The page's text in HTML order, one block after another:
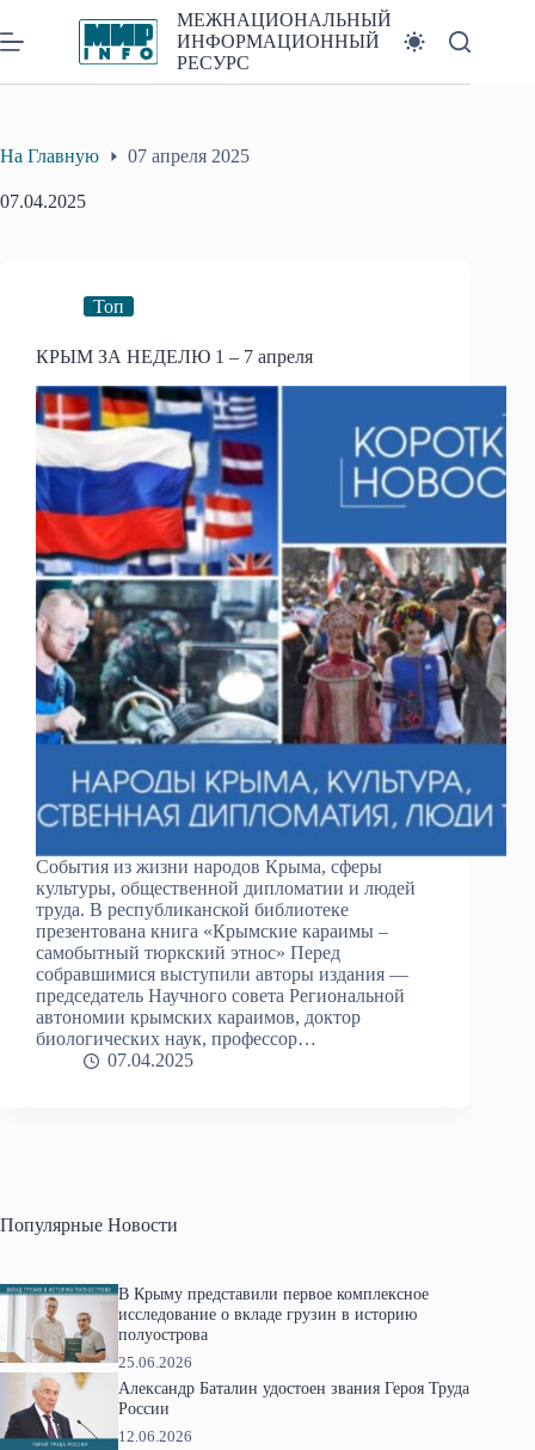
к
сути
МЕЖНАЦИОНАЛЬНЫЙ
ИНФОРМАЦИОННЫЙ
РЕСУРС
На Главную 07 апреля 2025
07.04.2025
Топ
КРЫМ ЗА НЕДЕЛЮ 1 – 7 апреля
События из жизни народов Крыма, сферы
культуры, общественной дипломатии и людей
труда. В республиканской библиотеке
презентована книга «Крымские караимы –
самобытный тюркский этнос» Перед
собравшимися выступили авторы издания —
председатель Научного совета Региональной
автономии крымских караимов, доктор
биологических наук, профессор…
07.04.2025
Популярные Новости
В Крыму представили первое комплексное
исследование о вкладе грузин в историю
полуострова
25.06.2026
Александр Баталин удостоен звания Героя Труда
России
12.06.2026